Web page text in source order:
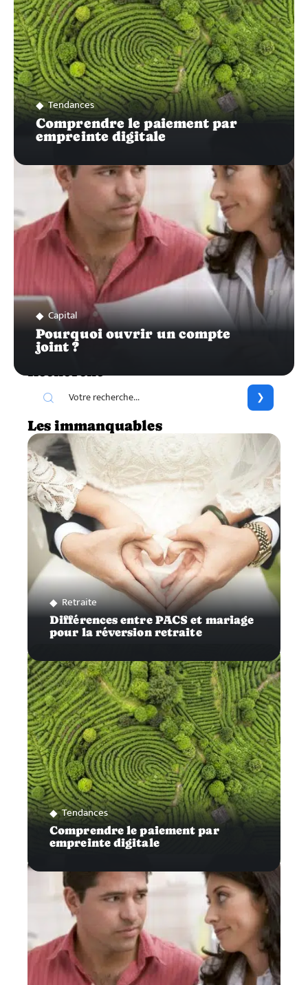
Tendances
Comprendre le paiement par
empreinte digitale
Capital
Pourquoi ouvrir un compte
joint ?
Recherche
Les immanquables
Retraite
Différences entre PACS et mariage
pour la réversion retraite
Tendances
Comprendre le paiement par
empreinte digitale